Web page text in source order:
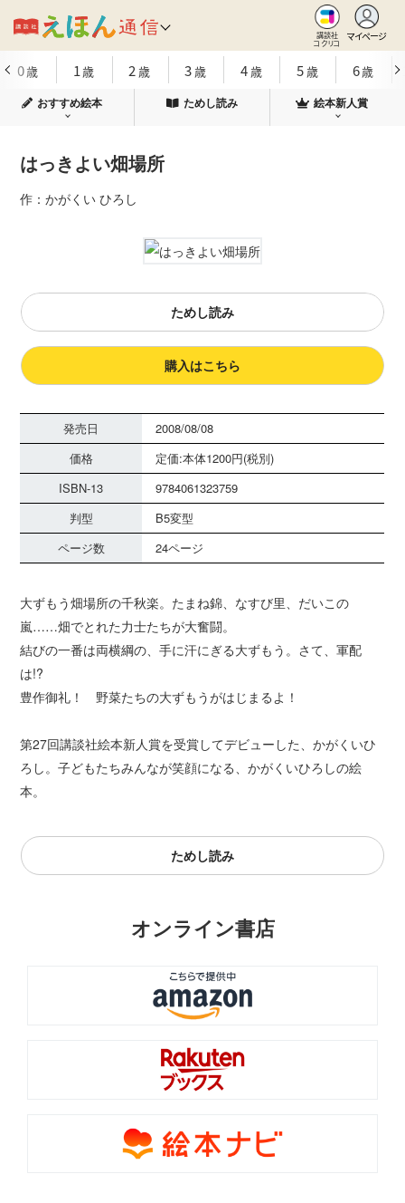
講談社
コクリコ
マイページ
0歳 1歳 2 歳 3歳 4歳 5歳 6歳
おすすめ絵本 ためし読み 絵本新人賞
はっきよい畑場所
作：かがくい ひろし
ためし読み
購入はこちら
発売日
2008/08/08
価格
定価:本体1200円(税別)
ISBN-13
9784061323759
判型
B5変型
ページ数
24ページ
大ずもう畑場所の千秋楽。たまね錦、なすび里、だいこの
嵐……畑でとれた力士たちが大奮闘。
結びの一番は両横綱の、手に汗にぎる大ずもう。さて、軍配
は!?
豊作御礼！ 野菜たちの大ずもうがはじまるよ！
第27回講談社絵本新人賞を受賞してデビューした、かがくいひ
ろし。子どもたちみんなが笑顔になる、かがくいひろしの絵
本。
ためし読み
オンライン書店